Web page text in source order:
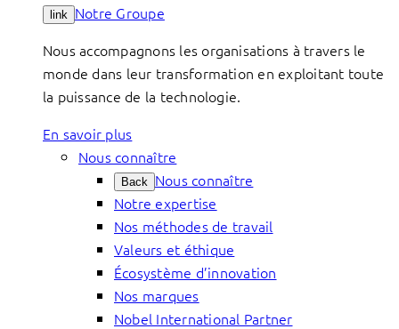
link Notre Groupe
Nous accompagnons les organisations à travers le
monde dans leur transformation en exploitant toute
la puissance de la technologie.
En savoir plus
Nous connaître
Back Nous connaître
Notre expertise
Nos méthodes de travail
Valeurs et éthique
Écosystème d’innovation
Nos marques
Nobel International Partner